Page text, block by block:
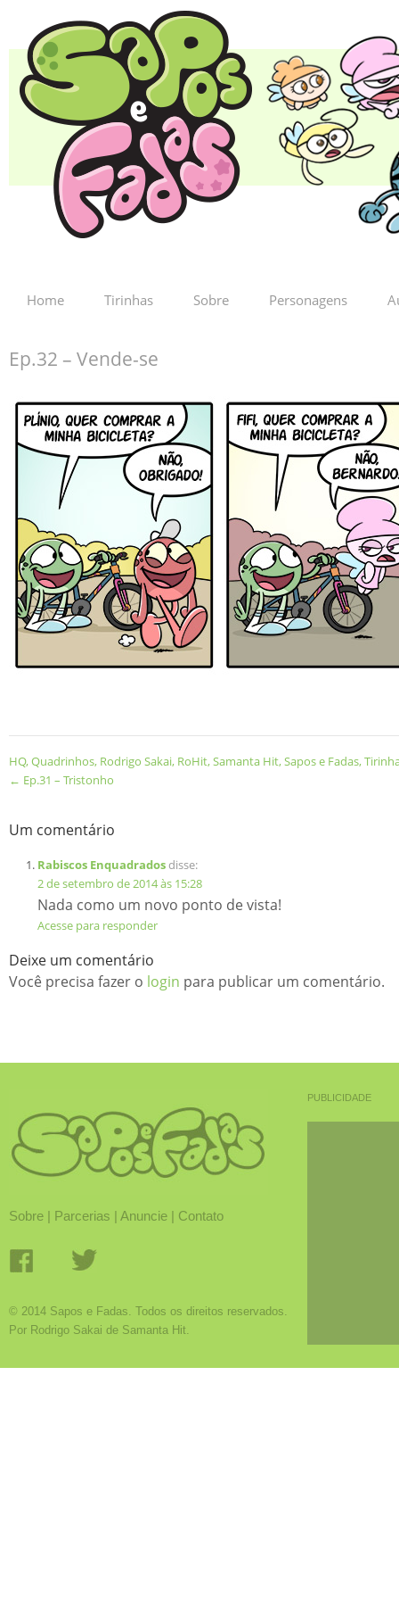
Home Tirinhas Sobre Personagens
Ep.32 – Vende-se
HQ,Quadrinhos, Rodrigo Sakai, RoHit,Samanta Hit,Sapos e Fadas,
← Ep.31 – Tristonho
Um comentário
Rabiscos Enquadradosdisse:
2 de setembro de 2014 às 15:28
Nada como um novo ponto de vista!
Acesse para responder
Deixe um comentário
Você precisa fazer o login para publicar um comentário.
Sobre | Parcerias | Anuncie | Contato
© 2014 Sapos e Fadas. Todos os direitos reservados.
Por Rodrigo Sakai de Samanta Hit.
PUBLICIDADE